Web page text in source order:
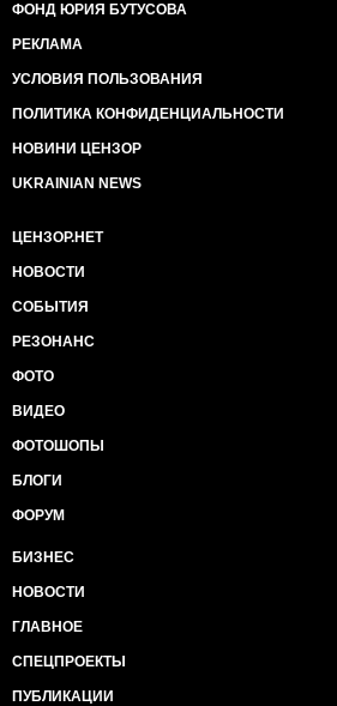
ФОНД ЮРИЯ БУТУСОВА
РЕКЛАМА
УСЛОВИЯ ПОЛЬЗОВАНИЯ
ПОЛИТИКА КОНФИДЕНЦИАЛЬНОСТИ
НОВИНИ ЦЕНЗОР
UKRAINIAN NEWS
ЦЕНЗОР.НЕТ
НОВОСТИ
СОБЫТИЯ
РЕЗОНАНС
ФОТО
ВИДЕО
ФОТОШОПЫ
БЛОГИ
ФОРУМ
БИЗНЕС
НОВОСТИ
ГЛАВНОЕ
СПЕЦПРОЕКТЫ
ПУБЛИКАЦИИ